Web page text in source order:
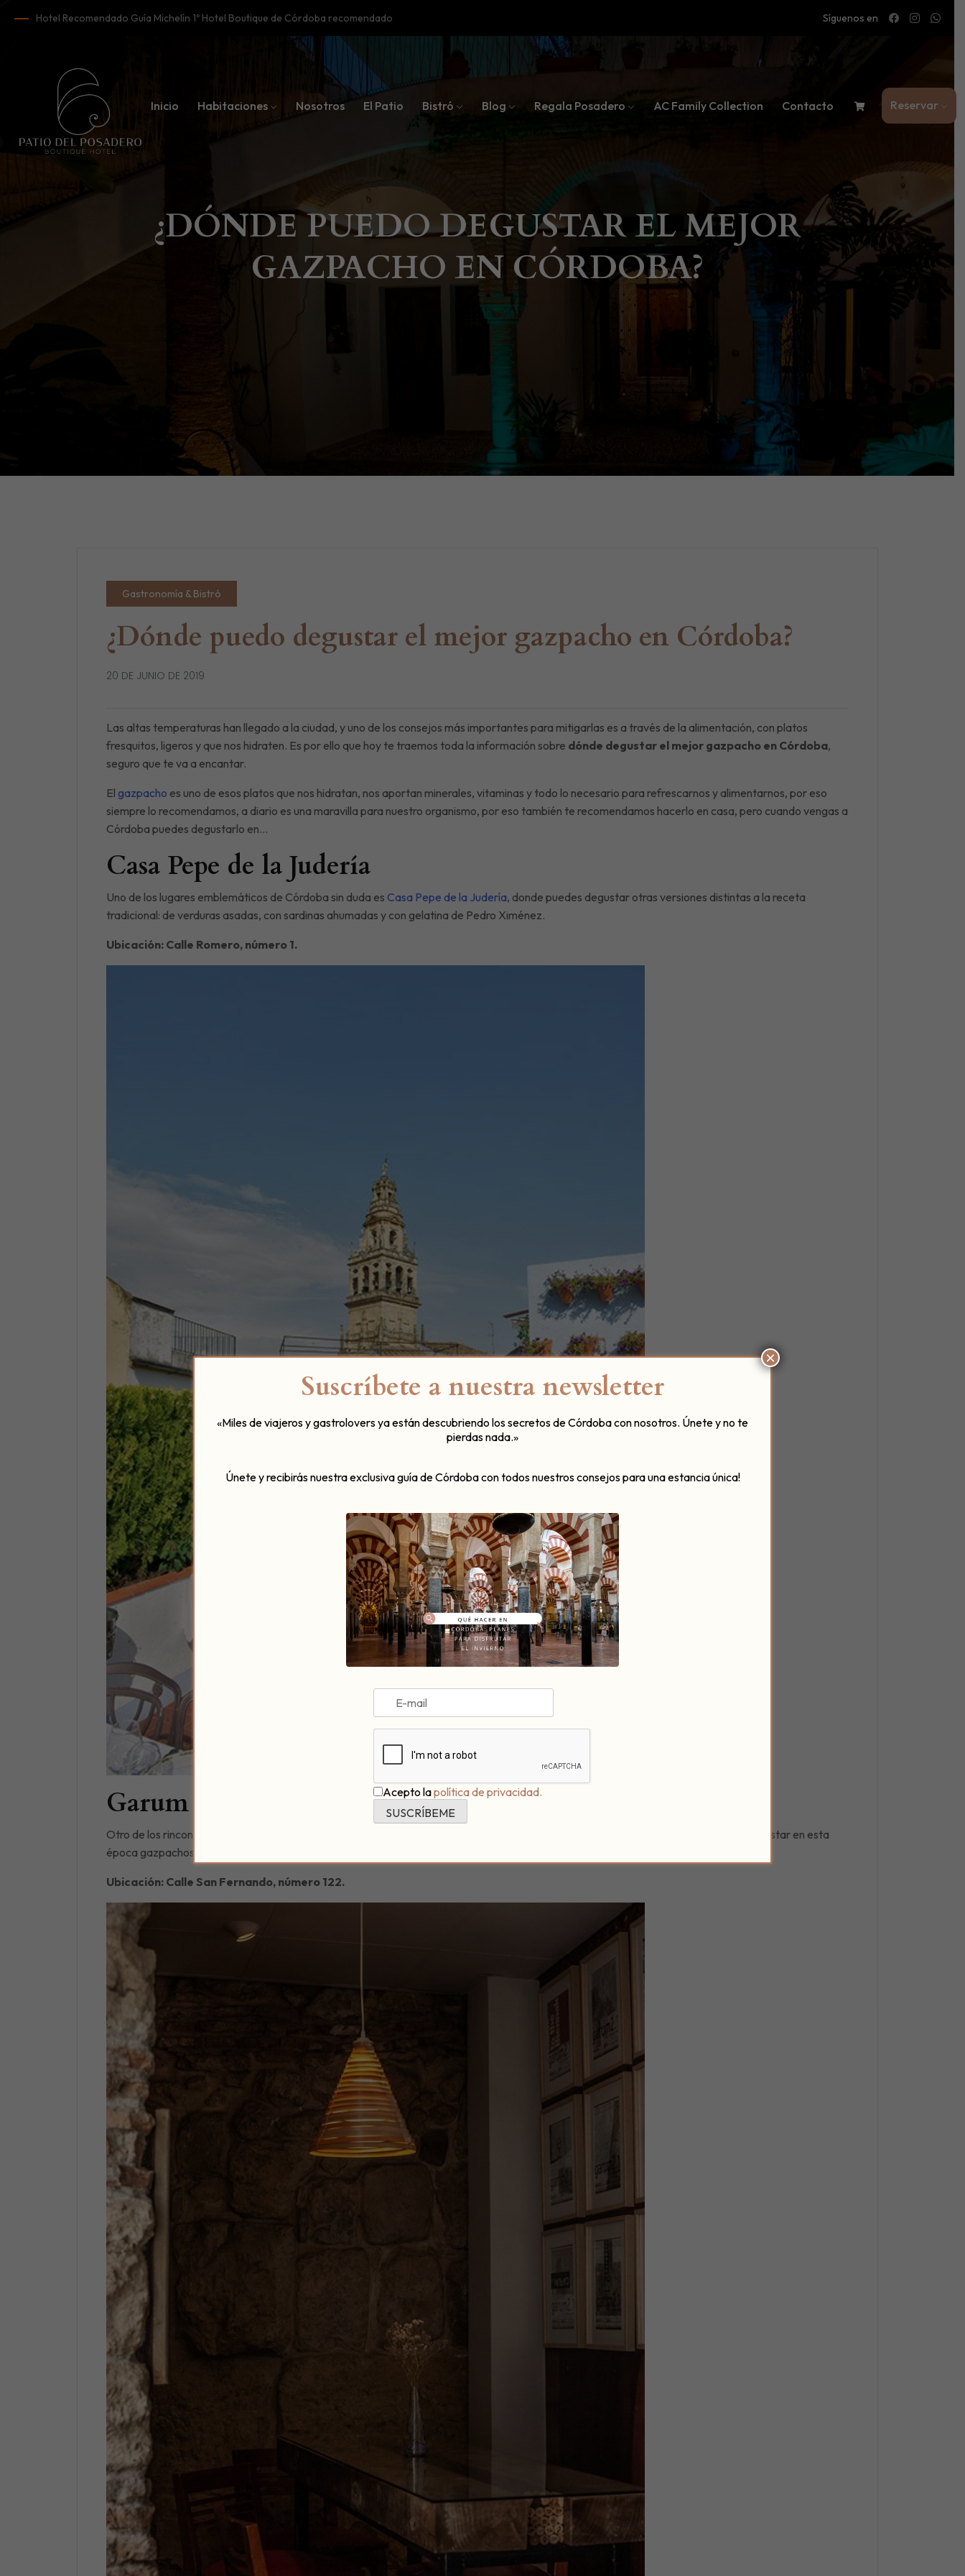
Hotel Recomendado Guía Michelín 1º Hotel Boutique de Córdoba recomendado Síguenos en
Inicio Habitaciones Nosotros El Patio Bistró Blog Regala Posadero AC Family Collection Contacto Reservar
¿DÓNDE PUEDO DEGUSTAR EL MEJOR
GAZPACHO EN CÓRDOBA?
Gastronomía & Bistró
¿Dónde puedo degustar el mejor gazpacho en Córdoba?
20 DE JUNIO DE 2019
Las altas temperaturas han llegado a la ciudad, y uno de los consejos más importantes para mitigarlas es a través de la alimentación, con platos
fresquitos, ligeros y que nos hidraten. Es por ello que hoy te traemos toda la información sobre dónde degustar el mejor gazpacho en Córdoba,
seguro que te va a encantar.
El gazpacho es uno de esos platos que nos hidratan, nos aportan minerales, vitaminas y todo lo necesario para refrescarnos y alimentarnos, por eso
siempre lo recomendamos, a diario es una maravilla para nuestro organismo, por eso también te recomendamos hacerlo en casa, pero cuando vengas a
Córdoba puedes degustarlo en…
Casa Pepe de la Judería
Uno de los lugares emblemáticos de Córdoba sin duda es Casa Pepe de la Judería, donde puedes degustar otras versiones distintas a la receta
tradicional: de verduras asadas, con sardinas ahumadas y con gelatina de Pedro Ximénez.
Ubicación: Calle Romero, número 1.
Garum
Otro de los rincones gastronómicos en los que innovan y buscan nuevos sabores para siempre sorprender es
, donde podrás degustar en esta
época gazpachos de diferentes sabores: de almendra, fresa, tomate, pepino… ¡una delicia!
Ubicación: Calle San Fernando, número 122.
Suscríbete a nuestra newsletter
«Miles de viajeros y gastrolovers ya están descubriendo los secretos de Córdoba con nosotros. Únete y no te
pierdas nada.»
Únete y recibirás nuestra exclusiva guía de Córdoba con todos nuestros consejos para una estancia única!
Acepto lapolítica de privacidad.
×